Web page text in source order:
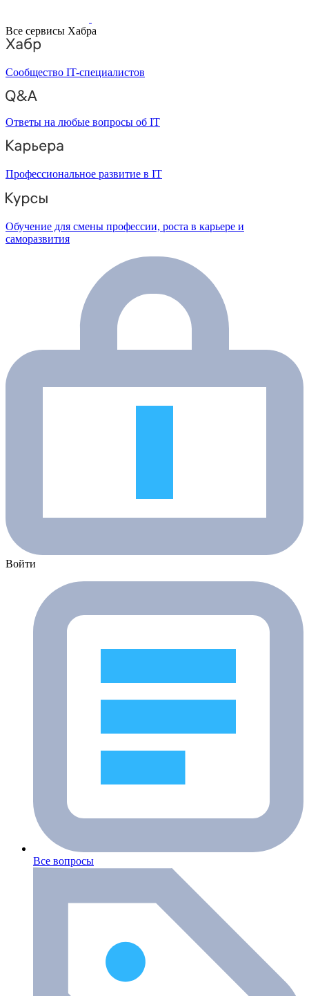
Все сервисы Хабра
Сообщество IT-специалистов
Ответы на любые вопросы об IT
Профессиональное развитие в IT
Обучение для смены профессии, роста в карьере и
саморазвития
Войти
Все вопросы